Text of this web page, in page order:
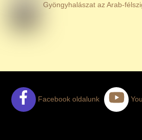
Gyöngyhalászat az Arab-
Facebook oldalunk